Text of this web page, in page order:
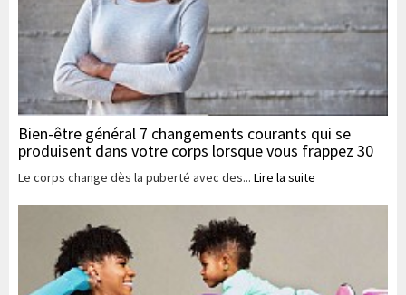
Bien-être général 7 changements courants qui se
produisent dans votre corps lorsque vous frappez 30
Le corps change dès la puberté avec des... Lire la suite